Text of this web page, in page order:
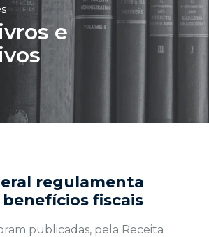
e
regulamenta
fiscais
publicadas, pela Receita